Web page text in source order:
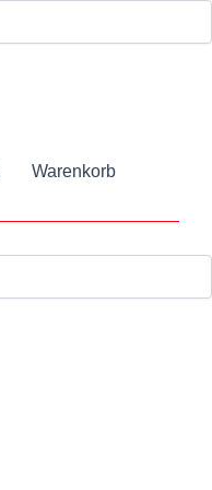
Warenkorb